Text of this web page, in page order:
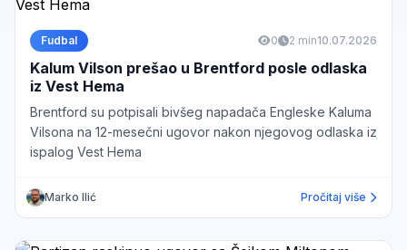
Fudbal 0 2 min10.07.2026
Kalum Vilson prešao u Brentford posle odlaska
iz Vest Hema
Brentford su potpisali bivšeg napadača Engleske Kaluma
Vilsona na 12-mesečni ugovor nakon njegovog odlaska iz
ispalog Vest Hema
Marko Ilić Pročitaj više